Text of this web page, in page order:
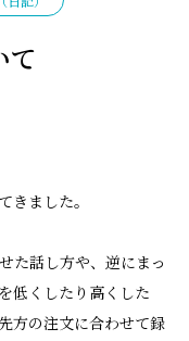
て
きました。
た話し方や、逆にまっ
低くしたり高くした
方の注文に合わせて録